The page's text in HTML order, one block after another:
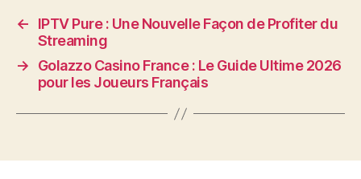
←
IPTV Pure : Une Nouvelle Façon de Profiter du
Streaming
→
Golazzo Casino France : Le Guide Ultime 2026
pour les Joueurs Français